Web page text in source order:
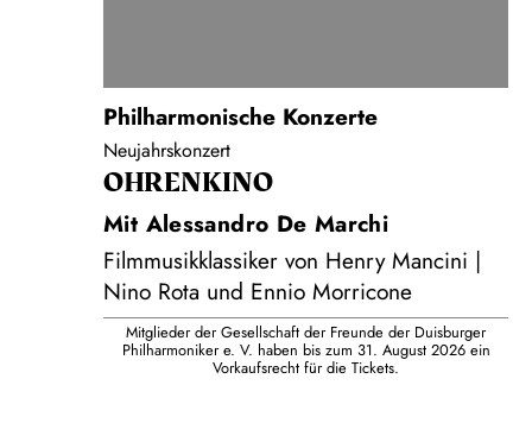
Philharmonische Konzerte
Neujahrskonzert
OHRENKINO
Mit Alessandro De Marchi
Filmmusikklassiker von Henry Mancini |
Nino Rota und Ennio Morricone
Mitglieder der Gesellschaft der Freunde der Duisburger
Philharmoniker e. V. haben bis zum 31. August 2026 ein
Vorkaufsrecht für die Tickets.